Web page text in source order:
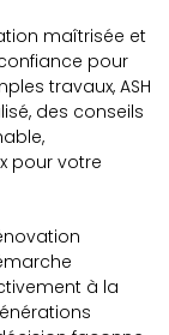
maîtrisée et
pour
travaux, ASH
des conseils
pour votre
à la